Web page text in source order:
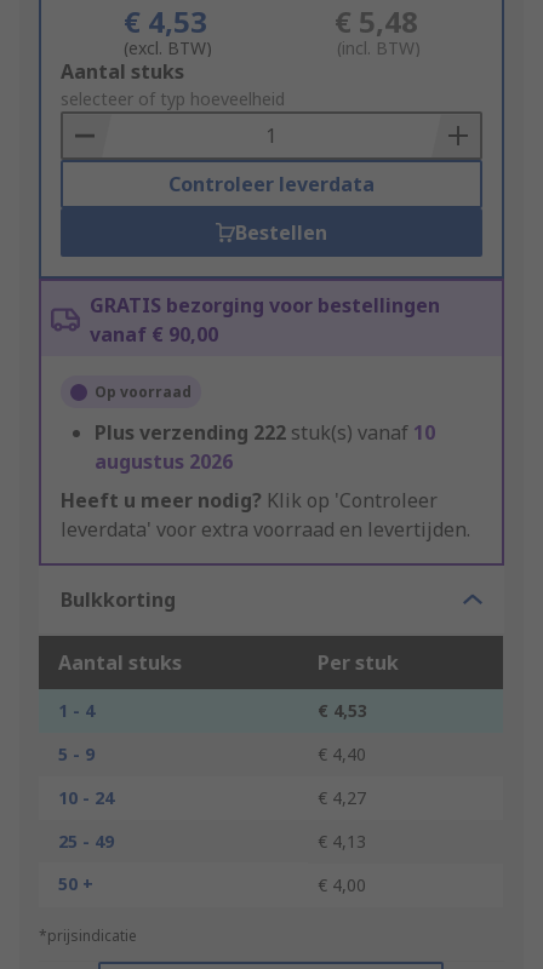
€ 4,53
(excl. BTW)
€ 5,48
(incl. BTW)
Add
to
Basket
Aantal stuks
selecteer of typ hoeveelheid
Controleer leverdata
Bestellen
GRATIS bezorging voor bestellingen
vanaf € 90,00
Op voorraad
Plus verzending 222 stuk(s) vanaf 10
augustus 2026
Heeft u meer nodig? Klik op 'Controleer
leverdata' voor extra voorraad en levertijden.
Bulkkorting
Aantal stuks Per stuk
1 - 4
€ 4,53
5 - 9
€ 4,40
10 - 24
€ 4,27
25 - 49
€ 4,13
50 +
€ 4,00
*prijsindicatie